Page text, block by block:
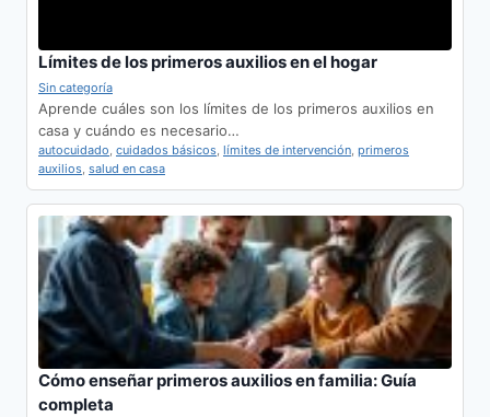
Límites de los primeros auxilios en el hogar
Sin categoría
Aprende cuáles son los límites de los primeros auxilios en
casa y cuándo es necesario…
autocuidado, cuidados básicos, límites de intervención, primeros
auxilios, salud en casa
Cómo enseñar primeros auxilios en familia: Guía
completa